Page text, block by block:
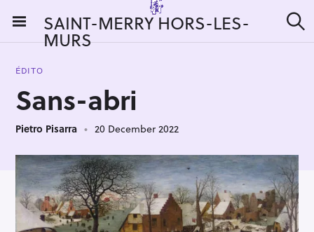
i
SAINT-MERRY HORS-LES-
MURS e
ÉDITO
Sans-abri
Pietro Pisarra 20 December 2022